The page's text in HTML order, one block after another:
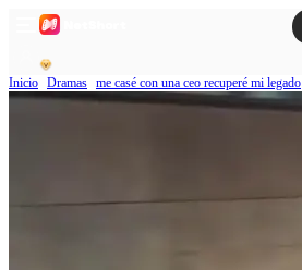
Inicio Dramas me casé con una ceo recuperé mi legado